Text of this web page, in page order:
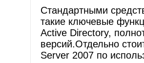
Стандартными
такие ключевые
Active Directory,
версий.Отдельно
Server 2007 по